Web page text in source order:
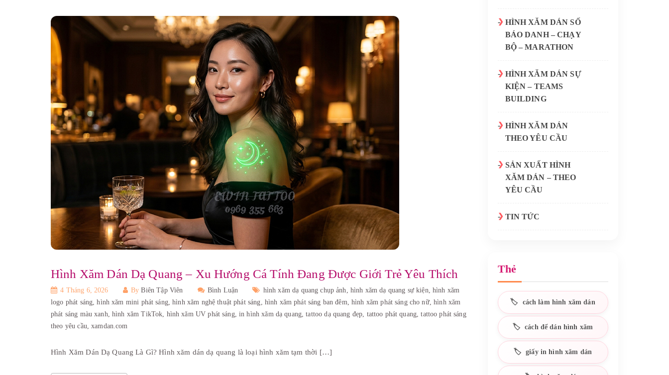
Hình Xăm Dán Dạ Quang – Xu Hướng Cá Tính Đang Được Giới Trẻ Yêu Thích
4 Tháng 6, 2026 ByBiên Tập Viên Bình Luận hình xăm dạ quang chụp ảnh, hình xăm dạ quang sự kiện, hình xăm
logo phát sáng,hình xăm mini phát sáng,hình xăm nghệ thuật phát sáng, hình xăm phát sáng ban đêm,hình xăm phát sáng cho nữ,hình xăm
phát sáng màu xanh,hình xăm TikTok, hình xăm UV phát sáng,in hình xăm dạ quang,tattoo dạ quang đẹp, tattoo phát quang,tattoo phát sáng
theo yêu cầu,xamdan.com
Hình Xăm Dán Dạ Quang Là Gì? Hình xăm dán dạ quang là loại hình xăm tạm thời […]
HÌNH XĂM DÁN SỐ
BÁO DANH – CHẠY
BỘ – MARATHON
HÌNH XĂM DÁN SỰ
KIỆN – TEAMS
BUILDING
HÌNH XĂM DÁN
THEO YÊU CẦU
SẢN XUẤT HÌNH
XĂM DÁN – THEO
YÊU CẦU
TIN TỨC
Thẻ
cách làm hình xăm dán
cách để dán hình xăm
giấy in hình xăm dán